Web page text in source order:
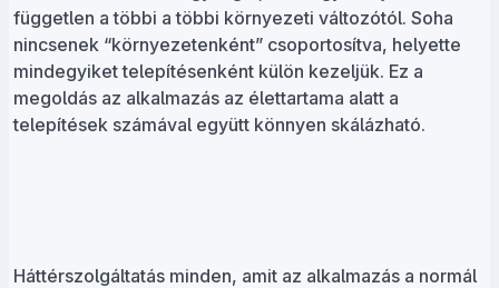
független a többi a többi környezeti változótól. Soha
nincsenek “környezetenként” csoportosítva, helyette
mindegyiket telepítésenként külön kezeljük. Ez a
megoldás az alkalmazás az élettartama alatt a
telepítések számával együtt könnyen skálázható.
Háttérszolgáltatás minden, amit az alkalmazás a normál